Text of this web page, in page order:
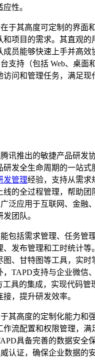
性。
于其高度可定制的界面
和项目的需求。其直观的
成员能够快速上手并高效
支持（包括 Web、桌面
访问和管理任务，满足现
讯推出的敏捷产品研发
研发全生命周期的一站式
发管理经验，支持从需求
线的全过程管理，帮助团
泛应用于互联网、金融
团队。
包括需求管理、任务管
、发布管理和工时统计等
图、甘特图等工具，实时
TAPD支持与企业微信
工具的集成，实现代码
，提升研发效率。
其高度的定制化能力和
作流配置和权限管理，满
具备完善的数据安全
认证，确保企业数据的